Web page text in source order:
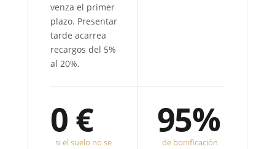
venza el primer
plazo. Presentar
tarde acarrea
recargos del 5%
al 20%.
0 €
si el suelo no se
95%
de bonificación